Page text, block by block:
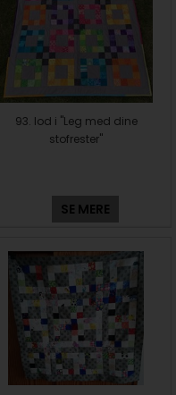
93. lod i "Leg med dine
stofrester"
SE MERE